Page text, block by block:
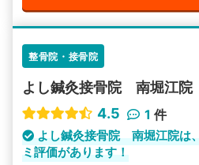
整骨院・接骨院
よし鍼灸接骨院 南堀江院
4.5
1 件
よし鍼灸接骨院 南堀江院は
ミ評価があります！